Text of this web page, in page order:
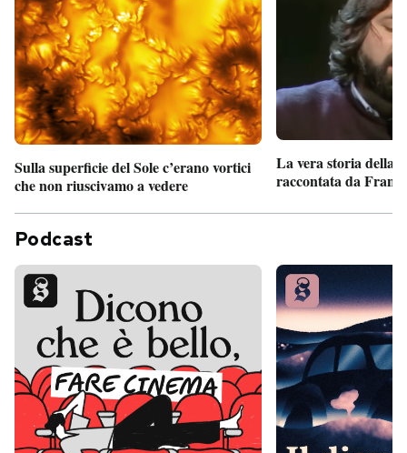
Sulla superficie del Sole c’erano vortici
che non riuscivamo a vedere
La vera storia della
raccontata da
Podcast